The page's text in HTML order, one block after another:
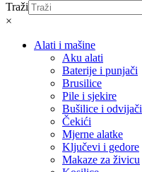
Traži
×
Alati i mašine
Aku alati
Baterije i punjači
Brusilice
Pile i sjekire
Bušilice i odvijači
Čekići
Mjerne alatke
Ključevi i gedore
Makaze za živicu